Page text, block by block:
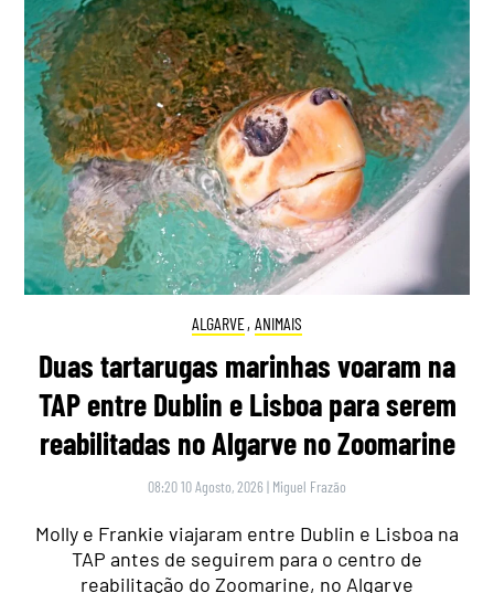
ALGARVE, ANIMAIS
Duas tartarugas marinhas voaram na
TAP entre Dublin e Lisboa para serem
reabilitadas no Algarve no Zoomarine
08:20 10 Agosto, 2026 | Miguel Frazão
Molly e Frankie viajaram entre Dublin e Lisboa na
TAP antes de seguirem para o centro de
reabilitação do Zoomarine, no Algarve